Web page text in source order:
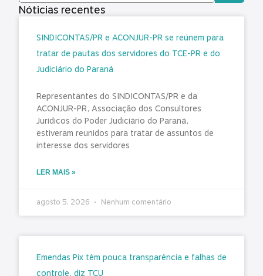
Nóticias recentes
SINDICONTAS/PR e ACONJUR-PR se reúnem para
tratar de pautas dos servidores do TCE-PR e do
Judiciário do Paraná
Representantes do SINDICONTAS/PR e da
ACONJUR-PR, Associação dos Consultores
Jurídicos do Poder Judiciário do Paraná,
estiveram reunidos para tratar de assuntos de
interesse dos servidores
LER MAIS »
agosto 5, 2026 Nenhum comentário
Emendas Pix têm pouca transparência e falhas de
controle, diz TCU